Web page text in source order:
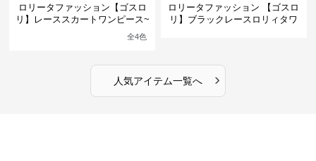
ロリータファッション【ゴスロ
リ】レーススカートワンピース~
全4色
ロリータファッション 【ゴスロ
リ】ブラックレースロリィタワ
人気アイテム一覧へ ›